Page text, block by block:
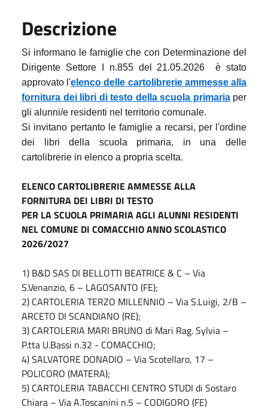
Descrizione
Si informano le famiglie che con Determinazione del
Dirigente Settore I n.855 del 21.05.2026 è stato
approvato l'elenco delle cartolibrerie ammesse alla
fornitura dei libri di testo della scuola primariaper
gli alunni/e residenti nel territorio comunale.
Si invitano pertanto le famiglie a recarsi, per l'ordine
dei libri della scuola primaria, in una delle
cartolibrerie in elenco a propria scelta.
ELENCO CARTOLIBRERIE AMMESSE ALLA
FORNITURA DEI LIBRI DI TESTO
PER LA SCUOLA PRIMARIA AGLI ALUNNI RESIDENTI
NEL COMUNE DI COMACCHIO ANNO SCOLASTICO
2026/2027
1) B&D SAS DI BELLOTTI BEATRICE & C – Via
S.Venanzio, 6 – LAGOSANTO (FE);
2) CARTOLERIA TERZO MILLENNIO – Via S.Luigi, 2/B –
ARCETO DI SCANDIANO (RE);
3) CARTOLERIA MARI BRUNO di Mari Rag. Sylvia –
P.tta U.Bassi n.32 - COMACCHIO;
4) SALVATORE DONADIO – Via Scotellaro, 17 –
POLICORO (MATERA);
5) CARTOLERIA TABACCHI CENTRO STUDI di Sostaro
Chiara – Via A.Toscanini n.5 – CODIGORO (FE)